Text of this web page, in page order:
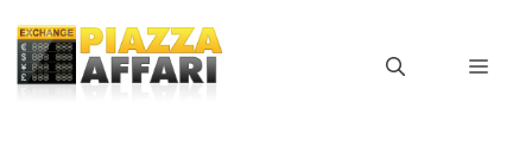
contenuto